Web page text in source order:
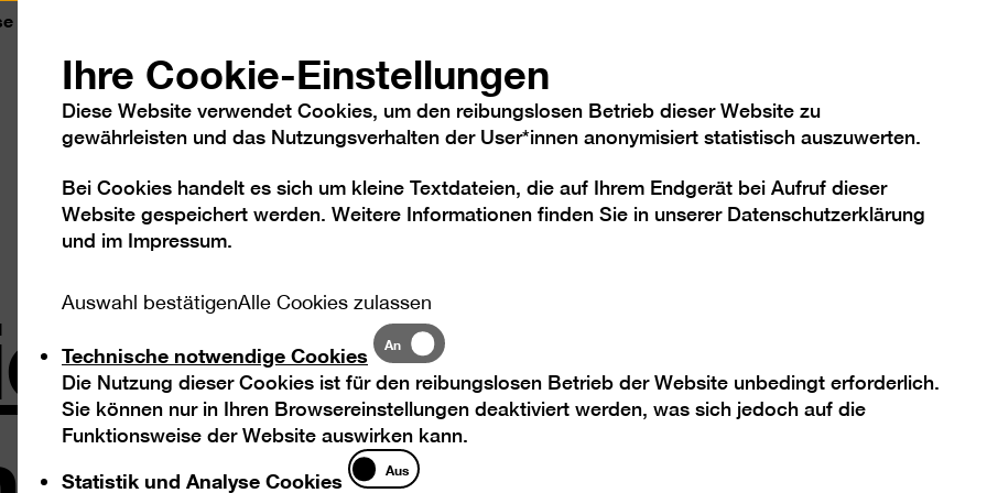
Besuch Ausstellungen Programme Sammlung Berlinische Galerie
und
Ihre Cookie-Einstellungen
Diese Website verwendet Cookies, um den reibungslosen Betrieb dieser Website zu
gewährleisten und das Nutzungsverhalten der User*innen anonymisiert statistisch auszuwerten.
Bei Cookies handelt es sich um kleine Textdateien, die auf Ihrem Endgerät bei Aufruf dieser
Website gespeichert werden. Weitere Informationen finden Sie in unserer Datenschutzerklärung
und im Impressum.
Auswahl bestätigenAlle Cookies zulassen
Technische notwendige Cookies
Technische
notwendige
Cookies
An
Die Nutzung dieser Cookies ist für den reibungslosen Betrieb der Website unbedingt erforderlich.
Sie können nur in Ihren Browsereinstellungen deaktiviert werden, was sich jedoch auf die
Funktionsweise der Website auswirken kann.
Statistik und Analyse Cookies
Statistik
und
Aus